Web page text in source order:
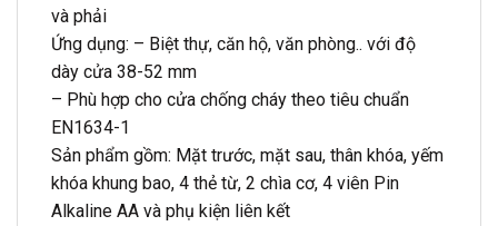
và phải
Ứng dụng: – Biệt thự, căn hộ, văn phòng.. với độ
dày cửa 38-52 mm
– Phù hợp cho cửa chống cháy theo tiêu chuẩn
EN1634-1
Sản phẩm gồm: Mặt trước, mặt sau, thân khóa, yếm
khóa khung bao, 4 thẻ từ, 2 chìa cơ, 4 viên Pin
Alkaline AA và phụ kiện liên kết